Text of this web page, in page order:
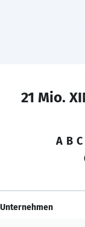
21 Mio.
A B C
Unternehmen